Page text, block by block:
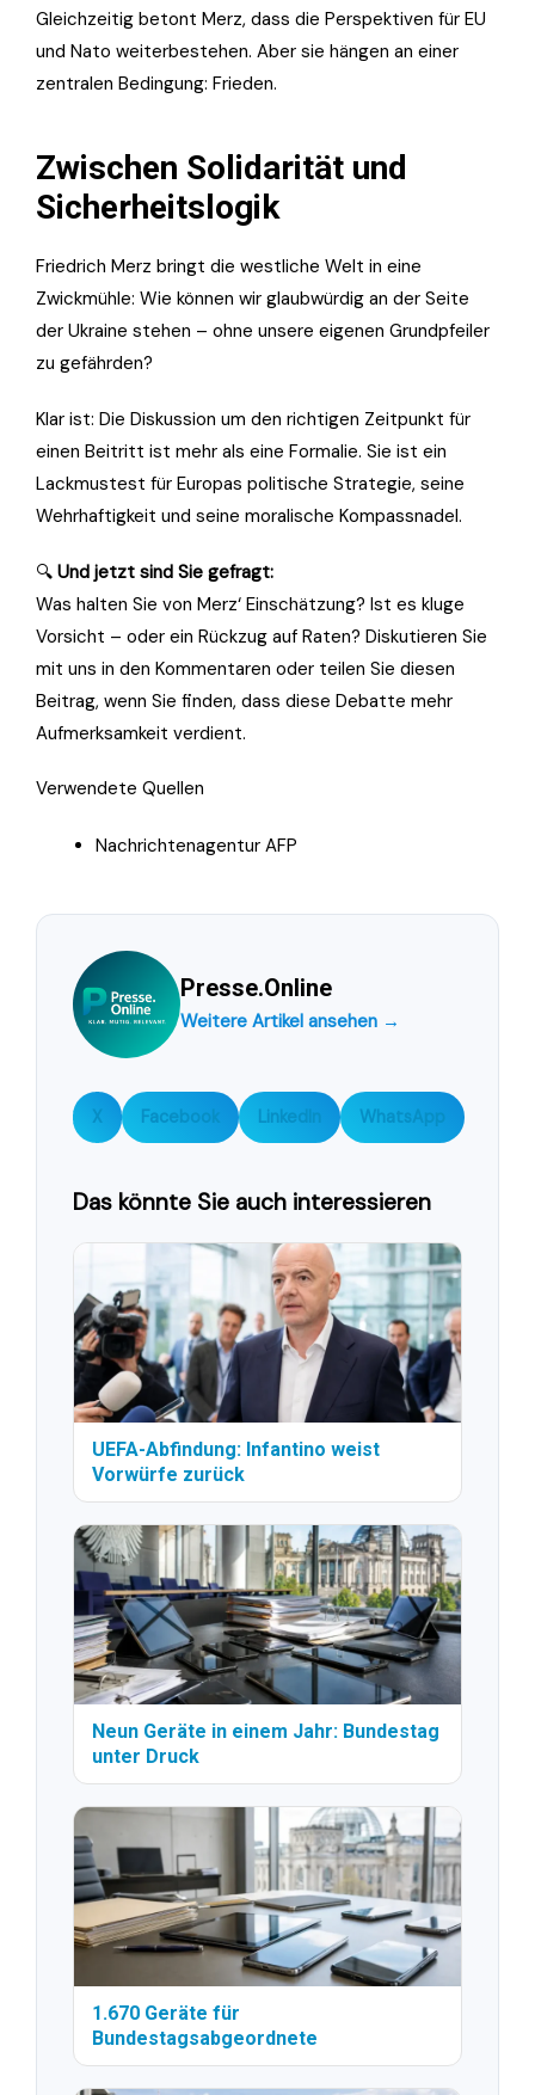
Gleichzeitig betont Merz, dass die Perspektiven für EU
und Nato weiterbestehen. Aber sie hängen an einer
zentralen Bedingung: Frieden.
Zwischen Solidarität und
Sicherheitslogik
Friedrich Merz bringt die westliche Welt in eine
Zwickmühle: Wie können wir glaubwürdig an der Seite
der Ukraine stehen – ohne unsere eigenen Grundpfeiler
zu gefährden?
Klar ist: Die Diskussion um den richtigen Zeitpunkt für
einen Beitritt ist mehr als eine Formalie. Sie ist ein
Lackmustest für Europas politische Strategie, seine
Wehrhaftigkeit und seine moralische Kompassnadel.
🔍 Und jetzt sind Sie gefragt:
Was halten Sie von Merz‘ Einschätzung? Ist es kluge
Vorsicht – oder ein Rückzug auf Raten? Diskutieren Sie
mit uns in den Kommentaren oder teilen Sie diesen
Beitrag, wenn Sie finden, dass diese Debatte mehr
Aufmerksamkeit verdient.
Verwendete Quellen
Nachrichtenagentur AFP
Presse.Online
Weitere Artikel ansehen →
X Facebook LinkedIn WhatsApp
Das könnte Sie auch interessieren
UEFA-Abfindung: Infantino weist
Vorwürfe zurück
Neun Geräte in einem Jahr: Bundestag
unter Druck
1.670 Geräte für
Bundestagsabgeordnete